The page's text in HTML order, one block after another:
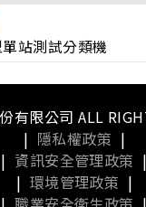
站測試分類機
有限公司 ALL
| 隱私權政策 |
| 資訊安全管理政策 |
| 環境管理政策 |